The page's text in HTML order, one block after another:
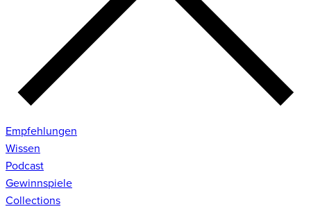
Empfehlungen
Wissen
Podcast
Gewinnspiele
Collections